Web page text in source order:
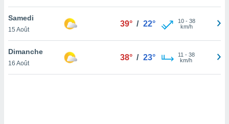
votre
à
en
le
Samedi
15 Août
39° / 22° 10- 38
km/h
Dimanche
16 Août
38° / 23° 11 - 38
km/h